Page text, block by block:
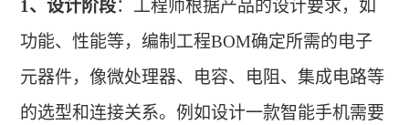
1、设计阶段：工程师根据产品的设计要求，如
功能、性能等，编制工程BOM确定所需的电子
元器件，像微处理器、电容、电阻、集成电路等
的选型和连接关系。例如设计一款智能手机需要